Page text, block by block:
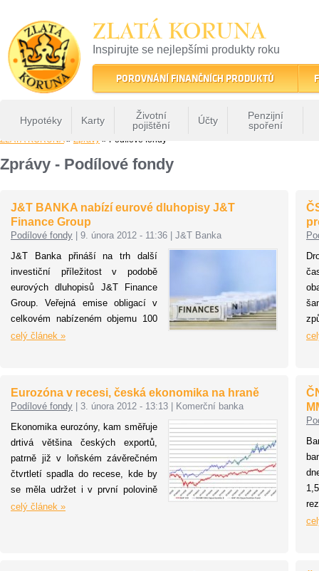
ZLATÁ KORUNA
Inspirujte se nejlepšími produkty roku
22 let tradice a kvality na finančním trhu
POROVNÁNÍ FINANČNÍCH PRODUKTŮ
Hypotéky Karty
Životní
pojištění
Účty
Penzijní
spoření
ZLATÁ KORUNA» Zprávy » Podílové fondy
Zprávy - Podílové fondy
J&T BANKA nabízí eurové dluhopisy J&T
Finance Group
Podílové fondy 9. února 2012 - 11:36
J&T Banka
J&T Banka přináší na trh další
investiční příležitost v podobě
eurových dluhopisů J&T Finance
Group. Veřejná emise obligací v
celkovém nabízeném objemu 100
milionů eur ponese úrok 6,4 % p.a.
papírů a investoři si je mohou od
7.2.2012 objednávat.
celý článek »
Eurozóna v recesi, česká ekonomika na hraně
Podílové fondy 3. února 2012 - 13:13
Komerční banka
Ekonomika eurozóny, kam směřuje
drtivá většina českých exportů,
patrně již v loňském závěrečném
čtvrtletí spadla do recese, kde by
se měla udržet i v první polovině
letošního roku. Vzhledem k tomu,
celý článek »